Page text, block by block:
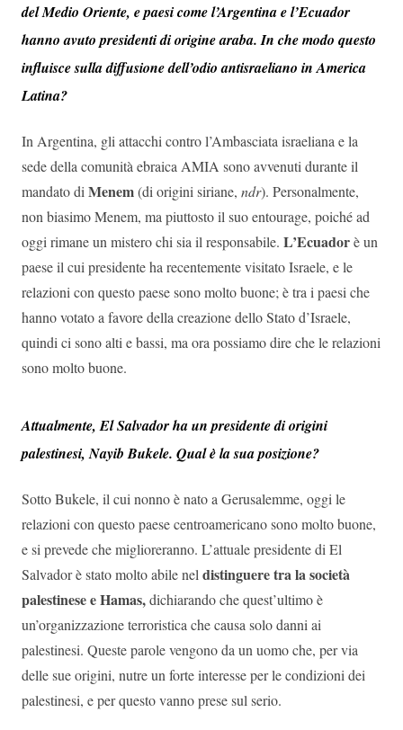
del Medio Oriente, e paesi come l’Argentina e l’Ecuador
hanno avuto presidenti di origine araba. In che modo questo
influisce sulla diffusione dell’odio antisraeliano in America
Latina?
In Argentina, gli attacchi contro l’Ambasciata israeliana e la
sede della comunità ebraica AMIA sono avvenuti durante il
mandato di Menem(di origini siriane, ndr). Personalmente,
non biasimo Menem, ma piuttosto il suo entourage, poiché ad
oggi rimane un mistero chi sia il responsabile. L’Ecuadorè un
paese il cui presidente ha recentemente visitato Israele, e le
relazioni con questo paese sono molto buone; è tra i paesi che
hanno votato a favore della creazione dello Stato d’Israele,
quindi ci sono alti e bassi, ma ora possiamo dire che le relazioni
sono molto buone.
Attualmente, El Salvador ha un presidente di origini
palestinesi, Nayib Bukele. Qual è la sua posizione?
Sotto Bukele, il cui nonno è nato a Gerusalemme, oggi le
relazioni con questo paese centroamericano sono molto buone,
e si prevede che miglioreranno. L’attuale presidente di El
Salvador è stato molto abile nel distinguere tra la società
palestinese e Hamas,dichiarando che quest’ultimo è
un’organizzazione terroristica che causa solo danni ai
palestinesi. Queste parole vengono da un uomo che, per via
delle sue origini, nutre un forte interesse per le condizioni dei
palestinesi, e per questo vanno prese sul serio.